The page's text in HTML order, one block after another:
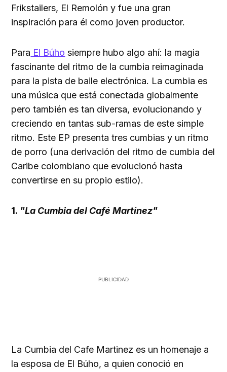
Frikstailers, El Remolón y fue una gran
inspiración para él como joven productor.
Para El Búho siempre hubo algo ahí: la magia
fascinante del ritmo de la cumbia reimaginada
para la pista de baile electrónica. La cumbia es
una música que está conectada globalmente
pero también es tan diversa, evolucionando y
creciendo en tantas sub-ramas de este simple
ritmo. Este EP presenta tres cumbias y un ritmo
de porro (una derivación del ritmo de cumbia del
Caribe colombiano que evolucionó hasta
convertirse en su propio estilo).
1. "La Cumbia del Café Martínez"
La Cumbia del Cafe Martinez es un homenaje a
la esposa de El Búho, a quien conoció en